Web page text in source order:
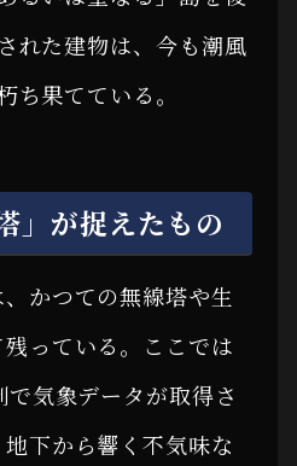
れた建物は、今も潮風
ち果てている。
」が捉えたもの
かつての無線塔や生
っている。ここでは
気象データが取得さ
下から響く不気味な